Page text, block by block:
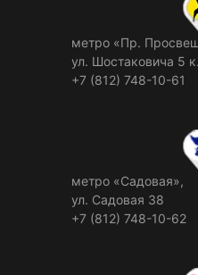
метро «Пр.
ул. Шостаковича 5
+7 (812) 748-10-61
метро «Садовая»,
ул. Садовая 38
+7 (812) 748-10-62